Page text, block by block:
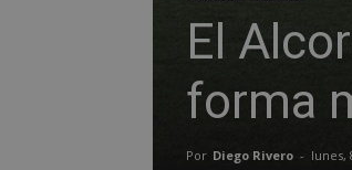
El
forma
Por Diego Rivero - lunes,